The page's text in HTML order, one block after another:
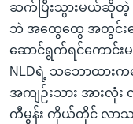
ဆက်ပြီးသွားမယ်ဆိုတဲ့
ဘဲ အထွေထွေ အတွင်းရေ
ဆောင်ရွက်ရင်ကောင်း
NLDရဲ့ သဘောထားက
အကျဉ်းသား အားလုံ
ကီမွန်း ကိုယ်တိုင် လ